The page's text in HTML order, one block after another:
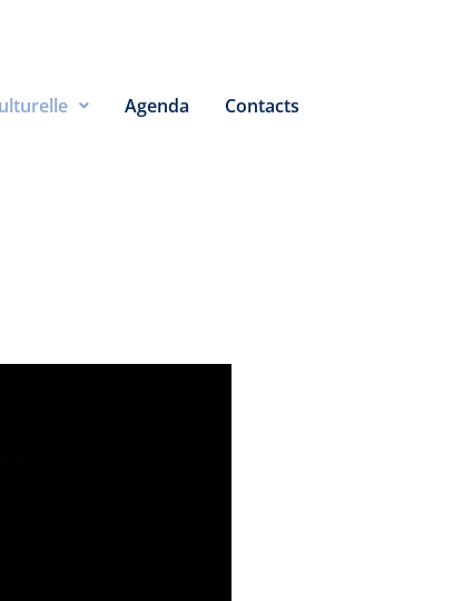
Agenda Contacts